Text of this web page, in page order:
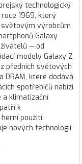
technologický
1969, který
výrobcům
Galaxy
— od
modely Galaxy Z
předních světových
DRAM, které dodává
spotřebičů nabízí
a klimatizační
k
použití.
nových technologií